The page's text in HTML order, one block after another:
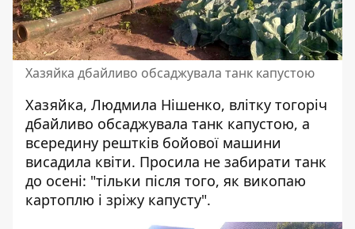
Хазяйка дбайливо обсаджувала танк капустою
Хазяйка, Людмила Нішенко, влітку тогоріч
дбайливо обсаджувала танк капустою, а
всередину рештків бойової машини
висадила квіти. Просила не забирати танк
до осені: "тільки після того, як викопаю
картоплю і зріжу капусту".